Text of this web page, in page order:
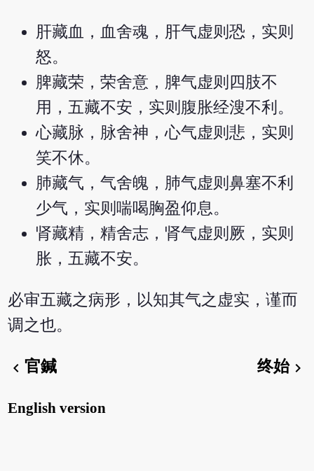
肝藏血，血舍魂，肝气虚则恐，实则
怒。
脾藏荣，荣舍意，脾气虚则四肢不
用，五藏不安，实则腹胀经溲不利。
心藏脉，脉舍神，心气虚则悲，实则
笑不休。
肺藏气，气舍魄，肺气虚则鼻塞不利
少气，实则喘喝胸盈仰息。
肾藏精，精舍志，肾气虚则厥，实则
胀，五藏不安。
必审五藏之病形，以知其气之虚实，谨而
调之也。
chevron_left官鍼 终始chevron_right
English version